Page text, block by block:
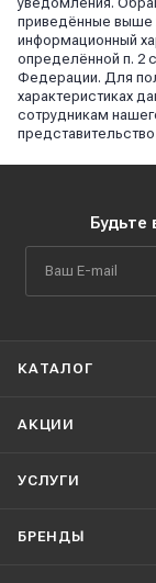
приведённые выше
информационный
определённой п. 2
Федерации. Для
характеристиках
сотрудникам
Будьте
КАТАЛОГ
АКЦИИ
УСЛУГИ
БРЕНДЫ